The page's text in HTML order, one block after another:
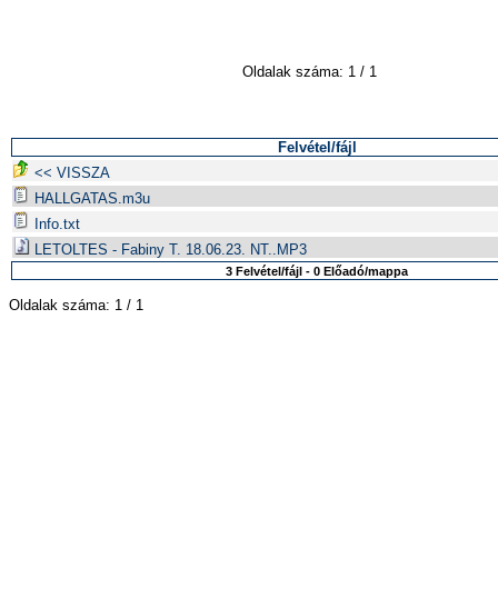
Oldalak száma: 1 / 1
Felvétel/fájl
<< VISSZA
HALLGATAS.m3u
Info.txt
LETOLTES - Fabiny T. 18.06.23. NT..MP3
3 Felvétel/fájl - 0 Előadó/mappa
Oldalak száma: 1 / 1